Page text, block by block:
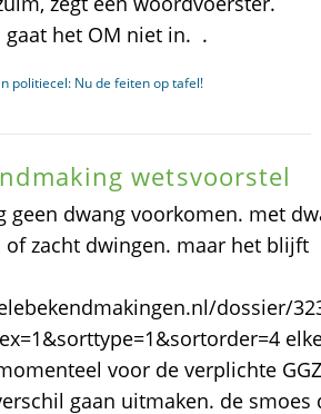
gaat het OM niet in. .
politiecel: Nu de feiten op tafel!
wetsvoorstel
geen dwang voorkomen. met
of zacht dwingen. maar het blijft
dossier/
voor de verplichte
gaan uitmaken. de smoes